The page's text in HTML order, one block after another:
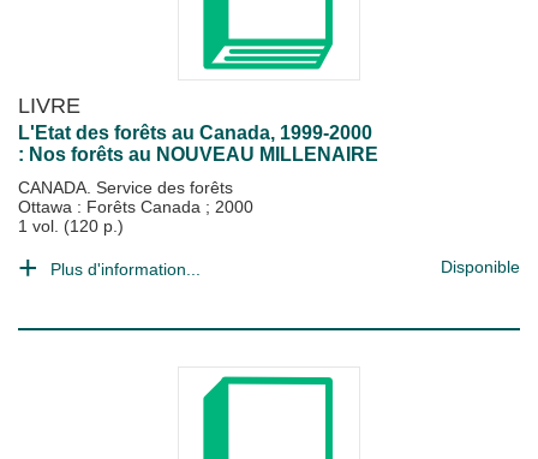
LIVRE
L'Etat des forêts au Canada, 1999-2000
: Nos forêts au NOUVEAU MILLENAIRE
CANADA. Service des forêts
Ottawa : Forêts Canada ; 2000
1 vol. (120 p.)
Plus d'information... Disponible